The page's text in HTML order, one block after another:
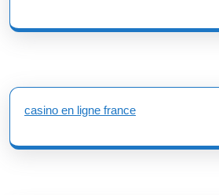
casino en ligne france